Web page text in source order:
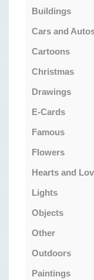
Buildings
Cars and
Cartoons
Christmas
Drawings
E-Cards
Famous
Flowers
Hearts and
Lights
Objects
Other
Outdoors
Paintings